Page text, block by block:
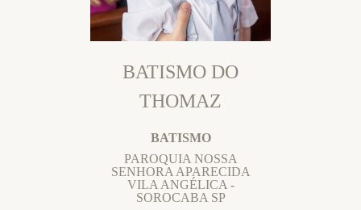
BATISMO DO
THOMAZ
BATISMO
PAROQUIA NOSSA
SENHORA APARECIDA
VILA ANGÉLICA -
SOROCABA SP